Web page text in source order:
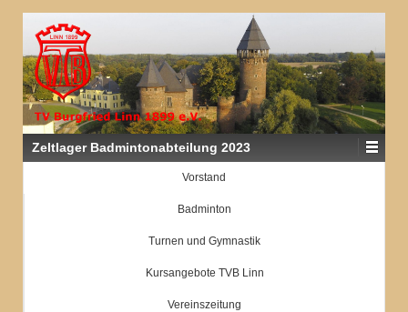
Zeltlager Badmintonabteilung 2023
Vorstand
Badminton
Turnen und Gymnastik
Kursangebote TVB Linn
Vereinszeitung